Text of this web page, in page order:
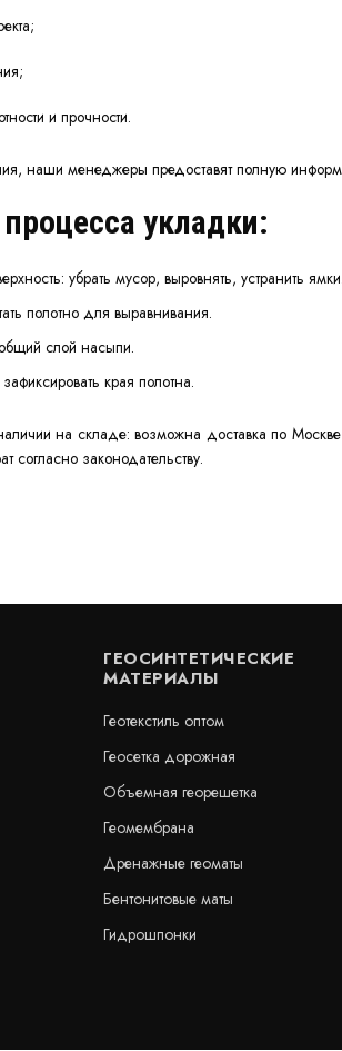
и прочности.
наши менеджеры предоставят полную
укладки:
убрать мусор, выровнять, устранить ямки.
полотно для выравнивания.
слой насыпи.
края полотна.
на складе: возможна доставка по Москве
согласно законодательству.
ГЕОСИНТЕТИЧЕСКИЕ
МАТЕРИАЛЫ
Геотекстиль оптом
Геосетка дорожная
Объемная георешетка
Геомембрана
Дренажные геоматы
Бентонитовые маты
Гидрошпонки